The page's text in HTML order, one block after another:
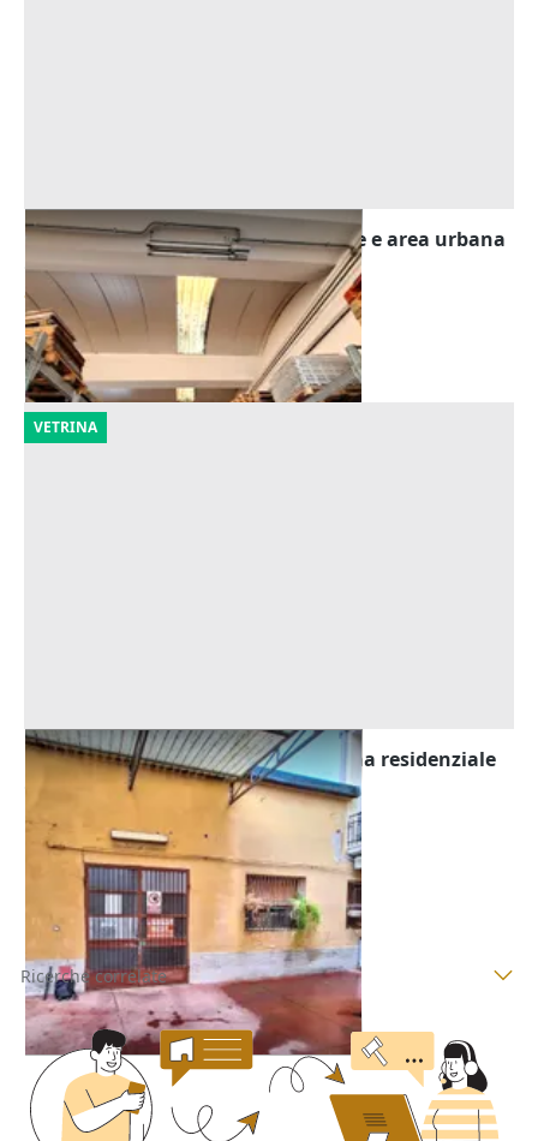
Asta Quota 1/2 di locale artigianale e area urbana
Urbania (Pesaro e Urbino)
Offerta minima
37.058 €
29/09/2026
VETRINA
Asta Laboratorio artigianale in zona residenziale
Castelfranco di Sotto
Offerta minima
25/09/2026
Ricerche correlate